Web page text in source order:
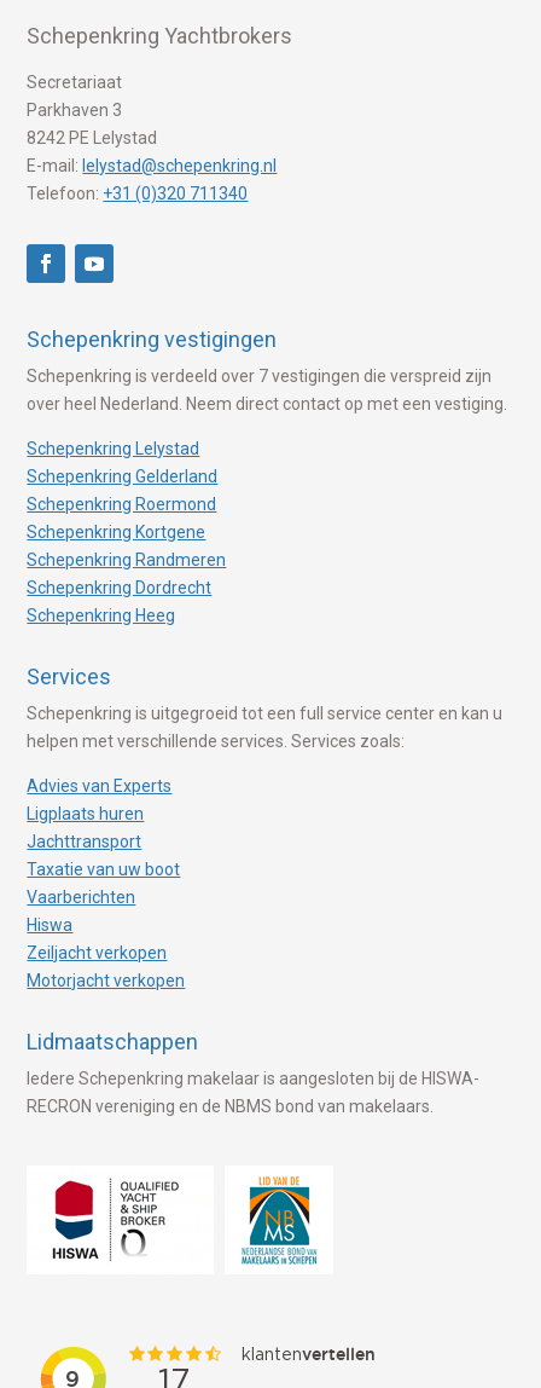
Schepenkring Yachtbrokers
Secretariaat
Parkhaven 3
8242 PE Lelystad
E-mail: lelystad@schepenkring.nl
Telefoon: +31 (0)320 711340
Schepenkring vestigingen
Schepenkring is verdeeld over 7 vestigingen die verspreid zijn
over heel Nederland. Neem direct contact op met een vestiging.
Schepenkring Lelystad
Schepenkring Gelderland
Schepenkring Roermond
Schepenkring Kortgene
Schepenkring Randmeren
Schepenkring Dordrecht
Schepenkring Heeg
Services
Schepenkring is uitgegroeid tot een full service center en kan u
helpen met verschillende services. Services zoals:
Advies van Experts
Ligplaats huren
Jachttransport
Taxatie van uw boot
Vaarberichten
Hiswa
Zeiljacht verkopen
Motorjacht verkopen
Lidmaatschappen
Iedere Schepenkring makelaar is aangesloten bij de HISWA-
RECRON vereniging en de NBMS bond van makelaars.